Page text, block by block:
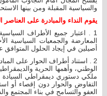
والسياسية المقبلة ومن بينها
يقوم النداء والمبادرة على العناصر
1 . اعتبار جميع الأطراف
المعارضة والجمعيات السياسية
أصيلين في إيجاد الحلول المتوافق
2 . استناد أطراف الحوار على
الوطني، وأهمها الحرية
ملكي دستوري ديمقراطي
التفاوض والحوار دون إقصاء أو
العفو والتسامح في بناء المجتمع